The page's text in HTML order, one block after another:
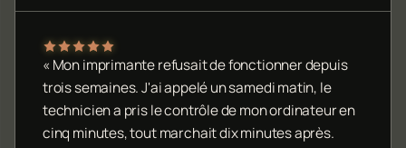
« Mon imprimante refusait de fonctionner depuis
trois semaines. J'ai appelé un samedi matin, le
technicien a pris le contrôle de mon ordinateur en
cinq minutes, tout marchait dix minutes après.